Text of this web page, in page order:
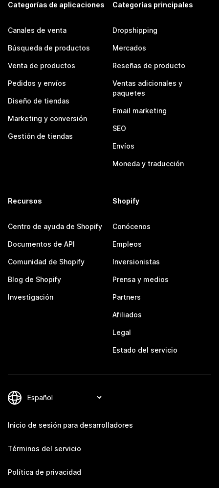
Categorías de aplicaciones
Canales de venta
Búsqueda de productos
Venta de productos
Pedidos y envíos
Diseño de tiendas
Marketing y conversión
Gestión de tiendas
Categorías principales
Dropshipping
Mercados
Reseñas de producto
Ventas adicionales y
paquetes
Email marketing
SEO
Envíos
Moneda y traducción
Recursos
Centro de ayuda de Shopify
Documentos de API
Comunidad de Shopify
Blog de Shopify
Investigación
Shopify
Conócenos
Empleos
Inversionistas
Prensa y medios
Partners
Afiliados
Legal
Estado del servicio
Inicio de sesión para desarrolladores
Términos del servicio
Política de privacidad